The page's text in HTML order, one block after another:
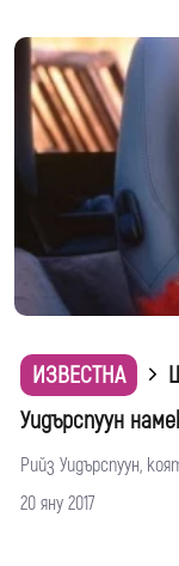
ИЗВЕСТНА
Уидърспуун
Рийз Уидърспуун,
20 яну 2017